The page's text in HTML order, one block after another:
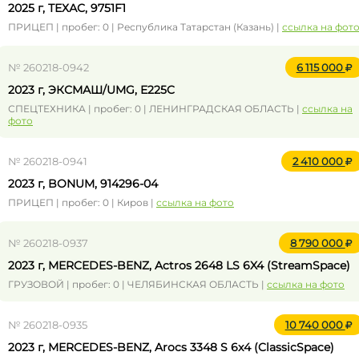
2025 г, ТЕХАС, 9751F1
ПРИЦЕП | пробег: 0 | Республика Татарстан (Казань) | ссылка на фото
№ 260218-0942 6 115 000
2023 г, ЭКСМАШ/UMG, E225C
СПЕЦТЕХНИКА | пробег: 0 | ЛЕНИНГРАДСКАЯ ОБЛАСТЬ | ссылка на
фото
№ 260218-0941 2 410 000
2023 г, BONUM, 914296-04
ПРИЦЕП | пробег: 0 | Киров | ссылка на фото
№ 260218-0937 8 790 000
2023 г, MERCEDES-BENZ, Actros 2648 LS 6X4 (StreamSpace)
ГРУЗОВОЙ | пробег: 0 | ЧЕЛЯБИНСКАЯ ОБЛАСТЬ | ссылка на фото
№ 260218-0935 10 740 000
2023 г, MERCEDES-BENZ, Arocs 3348 S 6x4 (ClassicSpace)